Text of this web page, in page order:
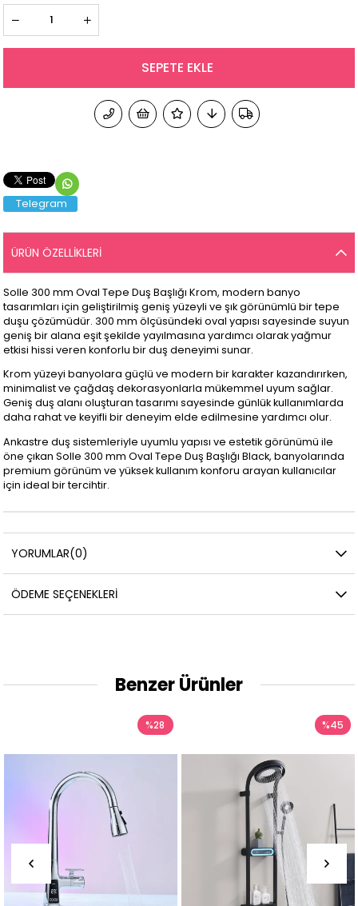
Telegram
ÜRÜN ÖZELLIKLERI
Solle 300 mm Oval Tepe Duş Başlığı Krom, modern banyo
tasarımları için geliştirilmiş geniş yüzeyli ve şık görünümlü bir tepe
duşu çözümüdür. 300 mm ölçüsündeki oval yapısı sayesinde suyun
geniş bir alana eşit şekilde yayılmasına yardımcı olarak yağmur
etkisi hissi veren konforlu bir duş deneyimi sunar.
Krom yüzeyi banyolara güçlü ve modern bir karakter kazandırırken,
minimalist ve çağdaş dekorasyonlarla mükemmel uyum sağlar.
Geniş duş alanı oluşturan tasarımı sayesinde günlük kullanımlarda
daha rahat ve keyifli bir deneyim elde edilmesine yardımcı olur.
Ankastre duş sistemleriyle uyumlu yapısı ve estetik görünümü ile
öne çıkan Solle 300 mm Oval Tepe Duş Başlığı Black, banyolarında
premium görünüm ve yüksek kullanım konforu arayan kullanıcılar
için ideal bir tercihtir.
YORUMLAR(0)
ÖDEME SEÇENEKLERI
Benzer Ürünler
%28 %45